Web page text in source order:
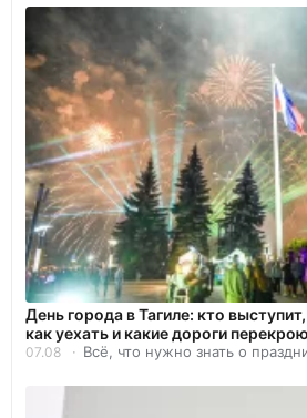
День города в Тагиле: кто
как уехать и какие дороги
07.08 Всё, что нужно знать о